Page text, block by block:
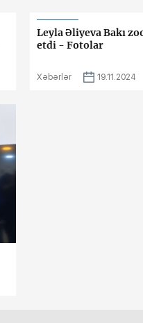
Leyla Əliyeva Bakı
etdi - Fotolar
Xəbərlər 19.11.2024